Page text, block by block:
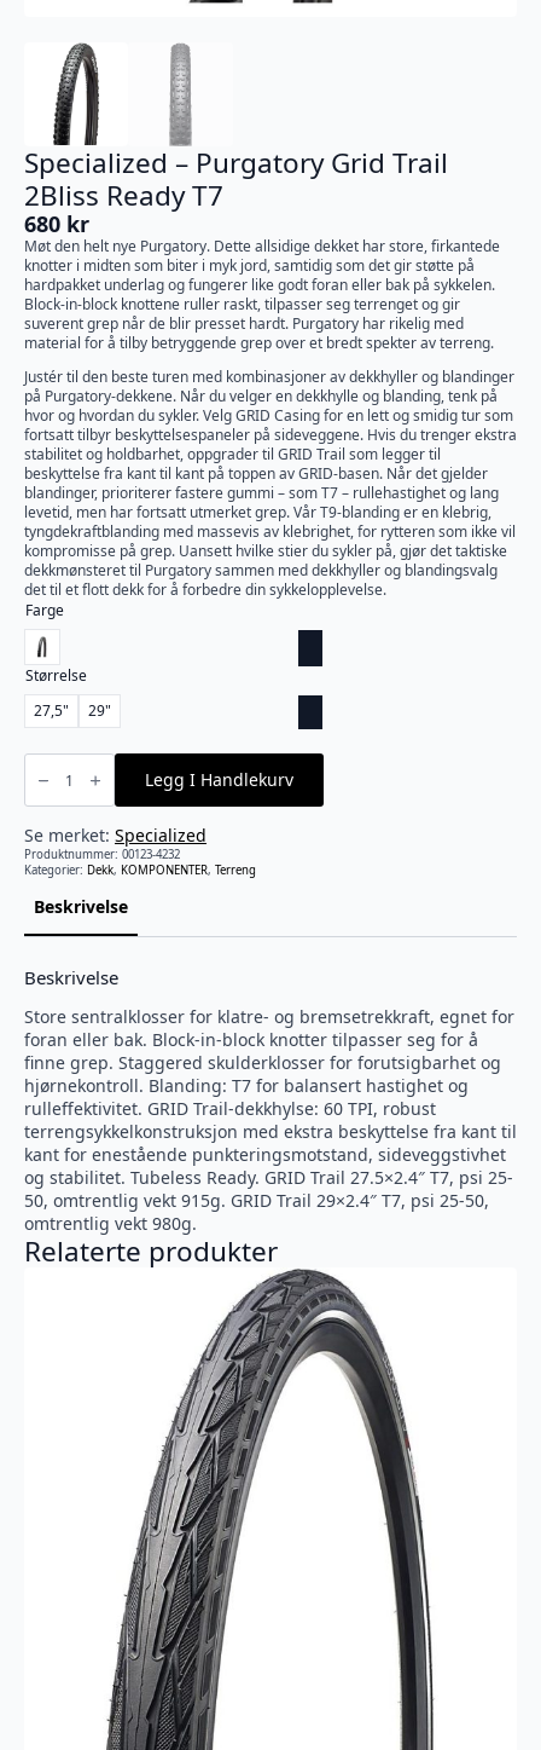
Specialized – Purgatory Grid Trail
2Bliss Ready T7
680 kr
Møt den helt nye Purgatory. Dette allsidige dekket har store, firkantede
knotter i midten som biter i myk jord, samtidig som det gir støtte på
hardpakket underlag og fungerer like godt foran eller bak på sykkelen.
Block-in-block knottene ruller raskt, tilpasser seg terrenget og gir
suverent grep når de blir presset hardt. Purgatory har rikelig med
material for å tilby betryggende grep over et bredt spekter av terreng.
Justér til den beste turen med kombinasjoner av dekkhyller og blandinger
på Purgatory-dekkene. Når du velger en dekkhylle og blanding, tenk på
hvor og hvordan du sykler. Velg GRID Casing for en lett og smidig tur som
fortsatt tilbyr beskyttelsespaneler på sideveggene. Hvis du trenger ekstra
stabilitet og holdbarhet, oppgrader til GRID Trail som legger til
beskyttelse fra kant til kant på toppen av GRID-basen. Når det gjelder
blandinger, prioriterer fastere gummi – som T7 – rullehastighet og lang
levetid, men har fortsatt utmerket grep. Vår T9-blanding er en klebrig,
tyngdekraftblanding med massevis av klebrighet, for rytteren som ikke vil
kompromisse på grep. Uansett hvilke stier du sykler på, gjør det taktiske
dekkmønsteret til Purgatory sammen med dekkhyller og blandingsvalg
det til et flott dekk for å forbedre din sykkelopplevelse.
Farge
Størrelse
27,5"
29"
Specialized
Purgatory
Grid
2Bliss
Ready
T7
antall
Legg I Handlekurv
Se merket: Specialized
Produktnummer: 00123-4232
Kategorier: Dekk, KOMPONENTER, Terreng
Beskrivelse
Beskrivelse
Store sentralklosser for klatre- og bremsetrekkraft, egnet for
foran eller bak. Block-in-block knotter tilpasser seg for å
finne grep. Staggered skulderklosser for forutsigbarhet og
hjørnekontroll. Blanding: T7 for balansert hastighet og
rulleffektivitet. GRID Trail-dekkhylse: 60 TPI, robust
terrengsykkelkonstruksjon med ekstra beskyttelse fra kant til
kant for enestående punkteringsmotstand, sideveggstivhet
og stabilitet. Tubeless Ready. GRID Trail 27.5×2.4″ T7, psi 25-
50, omtrentlig vekt 915g. GRID Trail 29×2.4″ T7, psi 25-50,
omtrentlig vekt 980g.
Relaterte produkter